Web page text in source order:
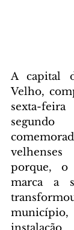
A capital
Velho,
sexta-
porque,
marca a